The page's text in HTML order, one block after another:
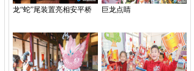
龙“蛇”尾装置亮相安平桥 巨龙点睛